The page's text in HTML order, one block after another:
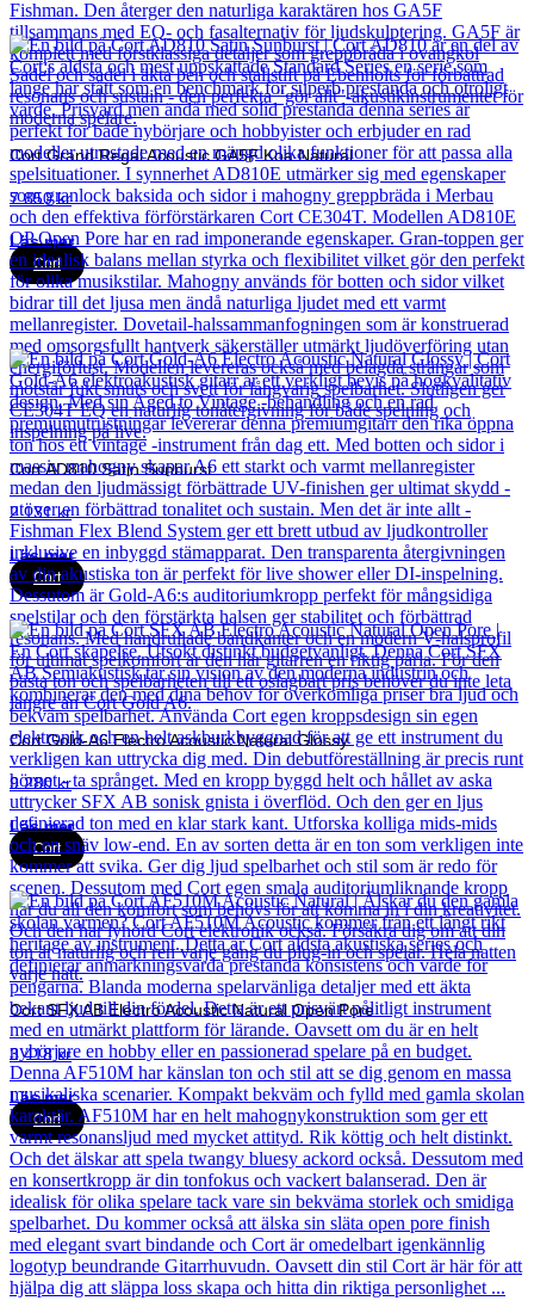
Cort Grand Regal Acoustic GA5F Koa Natural
7 850kr
Läs mer
Cort
Cort AD810 Satin Sunburst
2 131kr
Läs mer
Cort
Cort Gold-A6 Electro Acoustic Natural Glossy
9 280kr
Läs mer
Cort
Cort SFX AB Electro Acoustic Natural Open Pore
3 418kr
Läs mer
Cort